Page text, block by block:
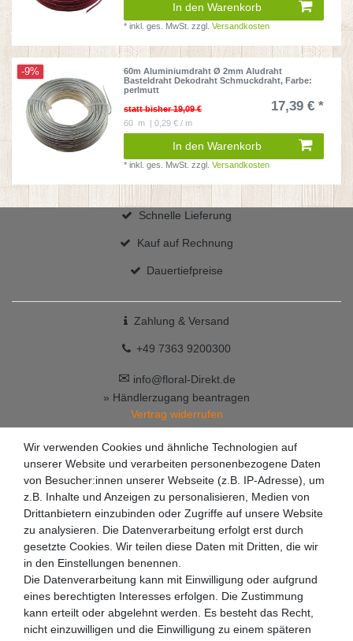
In den Warenkorb
*inkl. ges. MwSt. zzgl.Versandkosten
-9%
60m Aluminiumdraht Ø 2mm Aludraht
Basteldraht Dekodraht Schmuckdraht, Farbe:
perlmutt
statt bisher 19,09 €
17,39 € *
60 m | 0,29 € / m
In den Warenkorb
*inkl. ges. MwSt. zzgl.Versandkosten
Schnelle Lieferung
Kauf auf Rechnung
Dauertiefpreise
Zahlung & Versand
+49 7363 9200300
✉ info@floral-Direkt.de
» Händlerzugang beantragen
Vertrag widerrufen
Wir verwenden Cookies und ähnliche Technologien auf
unserer Website und verarbeiten personenbezogene Daten
von Besucher:innen unserer Webseite (z.B. IP-Adresse), um
z.B. Inhalte und Anzeigen zu personalisieren, Medien von
Drittanbietern einzubinden oder Zugriffe auf unsere Website
zu analysieren. Die Datenverarbeitung erfolgt erst durch
gesetzte Cookies. Wir teilen diese Daten mit Dritten, die wir
in den Einstellungen benennen.
Die Datenverarbeitung kann mit Einwilligung oder aufgrund
eines berechtigten Interesses erfolgen. Die Zustimmung
kann erteilt oder abgelehnt werden. Es besteht das Recht,
nicht einzuwilligen und die Einwilligung zu einem späteren